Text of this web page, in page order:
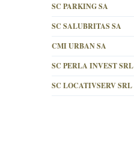
SC PARKING SA
SC SALUBRITAS SA
CMI URBAN SA
SC PERLA INVEST SRL
SC LOCATIVSERV SRL